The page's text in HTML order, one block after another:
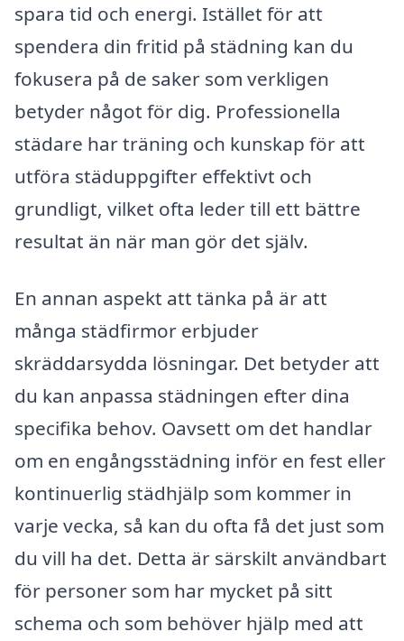
spara tid och energi. Istället för att
spendera din fritid på städning kan du
fokusera på de saker som verkligen
betyder något för dig. Professionella
städare har träning och kunskap för att
utföra städuppgifter effektivt och
grundligt, vilket ofta leder till ett bättre
resultat än när man gör det själv.
En annan aspekt att tänka på är att
många städfirmor erbjuder
skräddarsydda lösningar. Det betyder att
du kan anpassa städningen efter dina
specifika behov. Oavsett om det handlar
om en engångsstädning inför en fest eller
kontinuerlig städhjälp som kommer in
varje vecka, så kan du ofta få det just som
du vill ha det. Detta är särskilt användbart
för personer som har mycket på sitt
schema och som behöver hjälp med att